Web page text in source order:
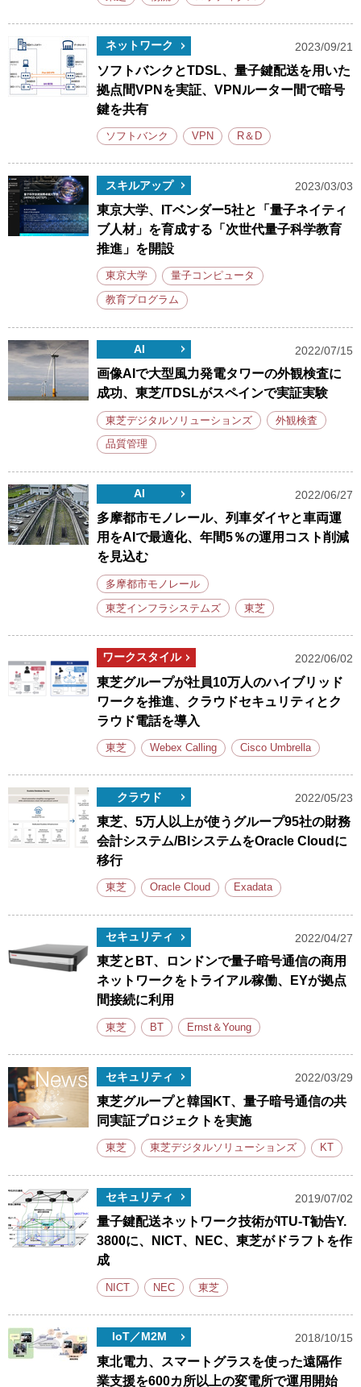
ネットワーク 2023/09/21
ソフトバンクとTDSL、量子鍵配送を用いた
拠点間VPNを実証、VPNルーター間で暗号
鍵を共有
ソフトバンク VPN R＆D
スキルアップ 2023/03/03
東京大学、ITベンダー5社と「量子ネイティ
ブ人材」を育成する「次世代量子科学教育
推進」を開設
東京大学 量子コンピュータ
教育プログラム
AI 2022/07/15
画像AIで大型風力発電タワーの外観検査に
成功、東芝/TDSLがスペインで実証実験
東芝デジタルソリューションズ 外観検査
品質管理
AI 2022/06/27
多摩都市モノレール、列車ダイヤと車両運
用をAIで最適化、年間5％の運用コスト削減
を見込む
多摩都市モノレール
東芝インフラシステムズ 東芝
ワークスタイル 2022/06/02
東芝グループが社員10万人のハイブリッド
ワークを推進、クラウドセキュリティとク
ラウド電話を導入
東芝 Webex Calling Cisco Umbrella
クラウド 2022/05/23
東芝、5万人以上が使うグループ95社の財務
会計システム/BIシステムをOracle Cloudに
移行
東芝 Oracle Cloud Exadata
セキュリティ 2022/04/27
東芝とBT、ロンドンで量子暗号通信の商用
ネットワークをトライアル稼働、EYが拠点
間接続に利用
東芝 BT Ernst＆Young
セキュリティ 2022/03/29
東芝グループと韓国KT、量子暗号通信の共
同実証プロジェクトを実施
東芝 東芝デジタルソリューションズ KT
セキュリティ 2019/07/02
量子鍵配送ネットワーク技術がITU-T勧告Y.
3800に、NICT、NEC、東芝がドラフトを作
成
NICT NEC 東芝
IoT／M2M 2018/10/15
東北電力、スマートグラスを使った遠隔作
業支援を600カ所以上の変電所で運用開始